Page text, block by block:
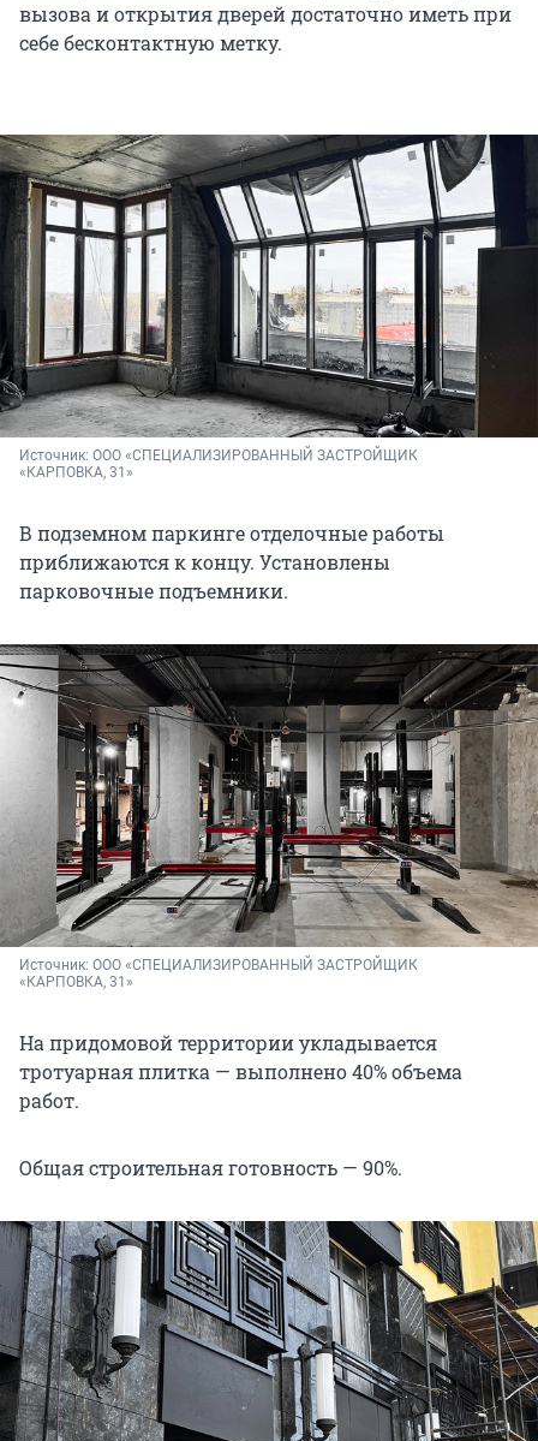
вызова и открытия дверей достаточно иметь при
себе бесконтактную метку.
Источник: ООО «СПЕЦИАЛИЗИРОВАННЫЙ ЗАСТРОЙЩИК
«КАРПОВКА, 31»
В подземном паркинге отделочные работы
приближаются к концу. Установлены
парковочные подъемники.
Источник: ООО «СПЕЦИАЛИЗИРОВАННЫЙ ЗАСТРОЙЩИК
«КАРПОВКА, 31»
На придомовой территории укладывается
тротуарная плитка — выполнено 40% объема
работ.
Общая строительная готовность — 90%.